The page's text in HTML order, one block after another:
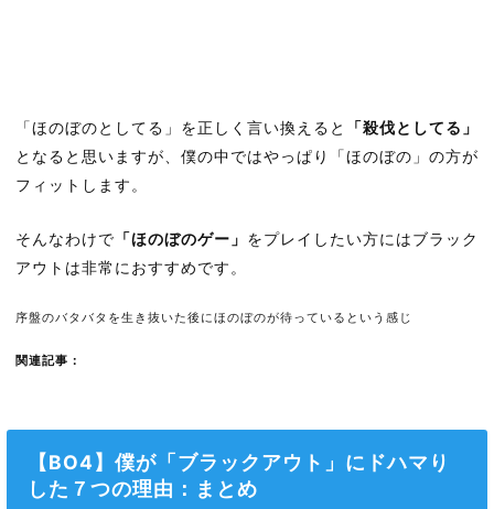
「ほのぼのとしてる」を正しく言い換えると
「殺伐としてる」
となると思いますが、僕の中ではやっぱり「ほのぼの」の方が
フィットします。
そんなわけで 「ほのぼのゲー」 をプレイしたい方にはブラック
アウトは非常におすすめです。
序盤のバタバタを生き抜いた後にほのぼのが待っているという感じ
関連記事：
【BO4】僕が「ブラックアウト」にドハマり
した７つの理由：まとめ